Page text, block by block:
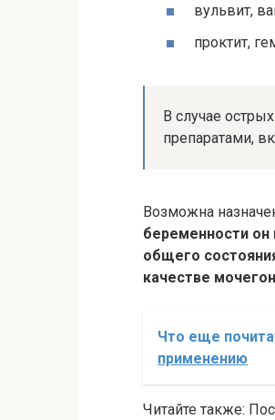
вульвит,
проктит,
В случае
препаратами,
Возможна
беременности
общего
качестве
Что еще
применению
Читайте также: